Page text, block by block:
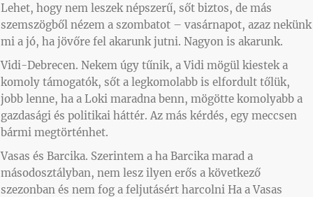
Lehet, hogy nem leszek népszerű, sőt biztos, de más
szemszögből nézem a szombatot – vasárnapot, azaz nekünk
mi a jó, ha jövőre fel akarunk jutni. Nagyon is akarunk.
Vidi-Debrecen. Nekem úgy tűnik, a Vidi mögül kiestek a
komoly támogatók, sőt a legkomolabb is elfordult tőlük,
jobb lenne, ha a Loki maradna benn, mögötte komolyabb a
gazdasági és politikai háttér. Az más kérdés, egy meccsen
bármi megtörténhet.
Vasas és Barcika. Szerintem a ha Barcika marad a
másodosztályban, nem lesz ilyen erős a következő
szezonban és nem fog a feljutásért harcolni Ha a Vasas